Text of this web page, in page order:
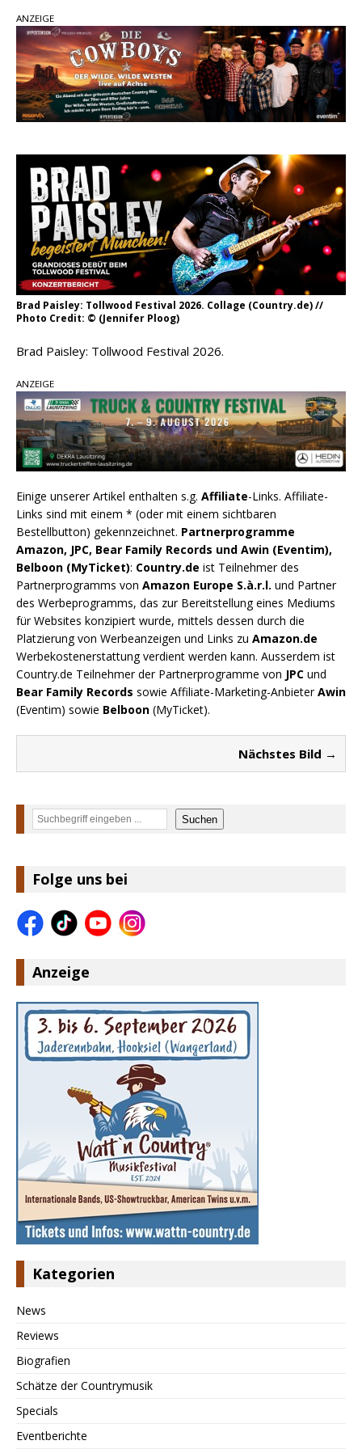
pez veröffentlicht neue Single „Late Night
Talks“ – eine Hymne auf unvergessliche
Sommernächte
Randy Travis veröffentlicht mit „I Don’t Care“
einen weiteren Schatz aus dem Archiv
„Taylor Gold“ zeigt die Kraft der Akustik
ANZEIGE
Brad Paisley: Tollwood Festival 2026. Collage (Country.de) //
Photo Credit: © (Jennifer Ploog)
Brad Paisley: Tollwood Festival 2026.
ANZEIGE
Einige unserer Artikel enthalten s.g. Affiliate-Links. Affiliate-
Links sind mit einem * (oder mit einem sichtbaren
Bestellbutton) gekennzeichnet. Partnerprogramme
Amazon, JPC, Bear Family Records und Awin (Eventim),
Belboon (MyTicket): Country.de ist Teilnehmer des
Partnerprogramms von Amazon Europe S.à.r.l. und Partner
des Werbeprogramms, das zur Bereitstellung eines Mediums
für Websites konzipiert wurde, mittels dessen durch die
Platzierung von Werbeanzeigen und Links zu Amazon.de
Werbekostenerstattung verdient werden kann. Ausserdem ist
Country.de Teilnehmer der Partnerprogramme von JPC und
Bear Family Records sowie Affiliate-Marketing-AnbieterAwin
(Eventim) sowie Belboon (MyTicket).
Nächstes Bild →
Suchen Suchen
Folge uns bei
Anzeige
Kategorien
News
Reviews
Biografien
Schätze der Countrymusik
Specials
Eventberichte